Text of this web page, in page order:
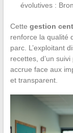
évolutives :
Cette gestion
renforce la qualité
parc. L’exploitant
recettes, d’un
accrue face aux
et transparent.